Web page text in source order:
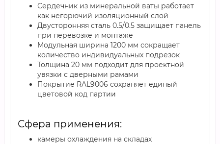
Сердечник из минеральной ваты работает
как негорючий изоляционный слой
Двусторонняя сталь 0.5/0.5 защищает панель
при перевозке и монтаже
Модульная ширина 1200 мм сокращает
количество индивидуальных подрезок
Толщина 20 мм подходит для проектной
увязки с дверными рамами
Покрытие RAL9006 сохраняет единый
цветовой код партии
Сфера применения:
камеры охлаждения на складах